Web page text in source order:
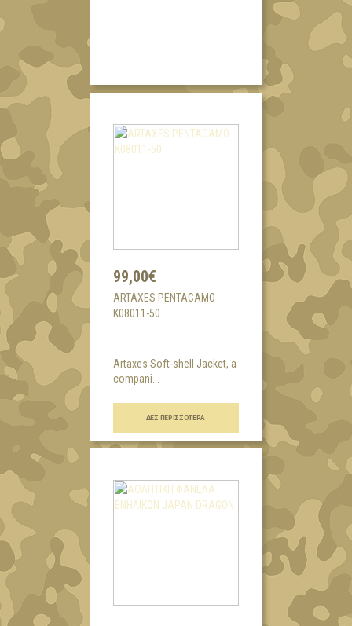
99,00€
ARTAXES PENTACAMO
K08011-50
Artaxes Soft-shell Jacket, a
compani...
ΔΕΣ ΠΕΡΙΣΣΌΤΕΡΑ